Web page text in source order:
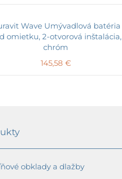
Wave Umývadlová batéria
omietku, 2-otvorová inštalácia,
chróm
145,58 €
obklady a dlažby